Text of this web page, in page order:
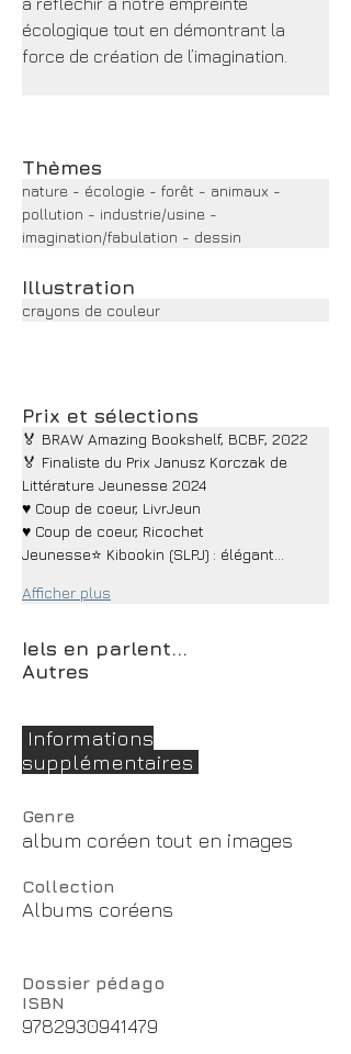
écologique tout en démontrant la
force de création de l’imagination.
Thèmes
nature - écologie - forêt - animaux -
pollution - industrie/usine -
imagination/fabulation - dessin
Illustration
crayons de couleur
Prix et sélections
🏅 BRAW Amazing Bookshelf, BCBF, 2022
🏅 Finaliste du Prix Janusz Korczak de
Littérature Jeunesse 2024
♥ Coup de coeur, LivrJeun
♥ Coup de coeur, Ricochet
Jeunesse⭐ Kibookin (SLPJ) : élégant…
Afficher plus
Iels en parlent...
Autres
Informations
supplémentaires
Genre
album coréen tout en images
Collection
Albums coréens
Dossier pédago
ISBN
9782930941479